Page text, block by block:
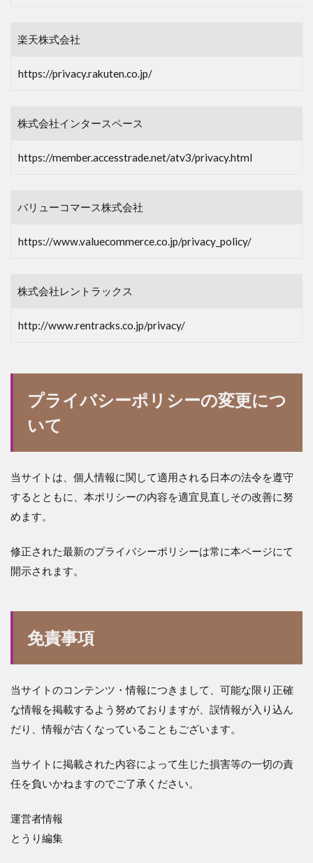
楽天株式会社
https://privacy.rakuten.co.jp/
株式会社インタースペース
https://member.accesstrade.net/atv3/privacy.html
バリューコマース株式会社
https://www.valuecommerce.co.jp/privacy_policy/
株式会社レントラックス
http://www.rentracks.co.jp/privacy/
プライバシーポリシーの変更につ
いて
当サイトは、個人情報に関して適用される日本の法令を遵守
するとともに、本ポリシーの内容を適宜見直しその改善に努
めます。
修正された最新のプライバシーポリシーは常に本ページにて
開示されます。
免責事項
当サイトのコンテンツ・情報につきまして、可能な限り正確
な情報を掲載するよう努めておりますが、誤情報が入り込ん
だり、情報が古くなっていることもございます。
当サイトに掲載された内容によって生じた損害等の一切の責
任を負いかねますのでご了承ください。
運営者情報
とうり編集